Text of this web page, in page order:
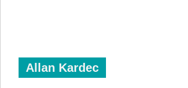
Allan Kardec